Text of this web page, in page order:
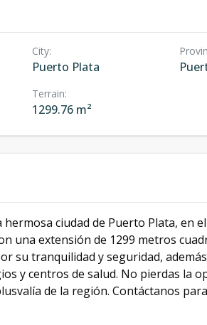
City:
Puerto Plata
Terrain:
1299.76 m²
ciudad de Puerto Plata, en
una extensión de 1299 metros
su tranquilidad y seguridad,
y centros de salud. No pierdas la
de la región. Contáctanos